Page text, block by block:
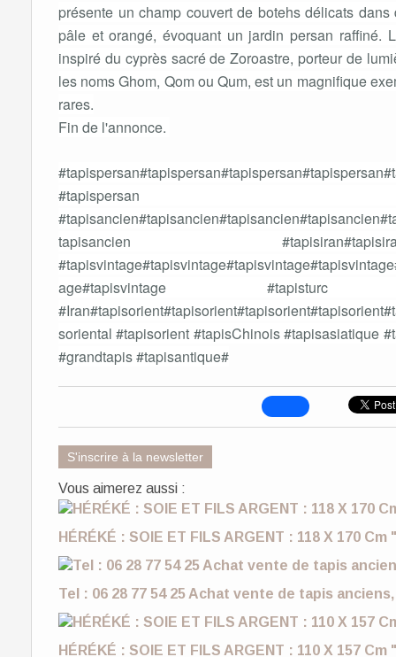
présente un champ couvert de botehs délicats
pâle et orangé, évoquant un jardin persan raffiné.
inspiré du cyprès sacré de Zoroastre, porteur de
les noms Ghom, Qom ou Qum, est un magnifique
rares.
Fin de l'annonce.
#tapispersan
tapisancien
age#tapisvintage #tapisturc
soriental #tapisorient #tapisChinois #tapisasiatique
#grandtapis #tapisantique#
S'inscrire à la newsletter
Vous aimerez aussi :
HÉRÉKÉ : SOIE ET FILS ARGENT : 118 X 170
Tel : 06 28 77 54 25 Achat vente de tapis
HÉRÉKÉ : SOIE ET FILS ARGENT : 110 X 157